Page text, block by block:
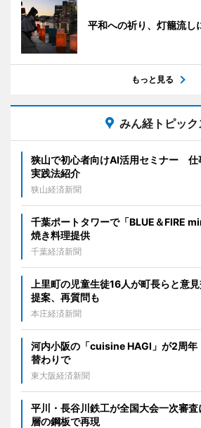
平和への祈り、灯籠流し
もっと見る
みん経トピック
狭山で初心者向けAI活用セミナー 仕
実践法紹介
狭山経済新聞
千葉ポートタワーで「BLUE＆FIRE
焼き料理提供
千葉経済新聞
上里町の児童生徒16人が町長らと意
提案、再質問も
本庄経済新聞
河内小阪の「cuisine HAGI」が2周
替わりで
東大阪経済新聞
平川・長谷川鉄工が全国大会一次審
層の鋼板で再現